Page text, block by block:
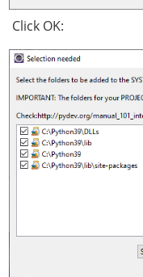
Click OK: